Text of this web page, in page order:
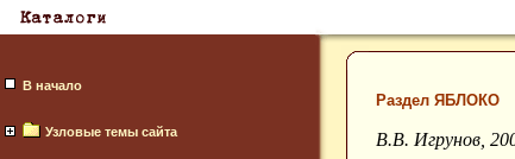
В начало
Узловые темы сайта
Раздел ЯБЛОКО
В.В. Игрунов,